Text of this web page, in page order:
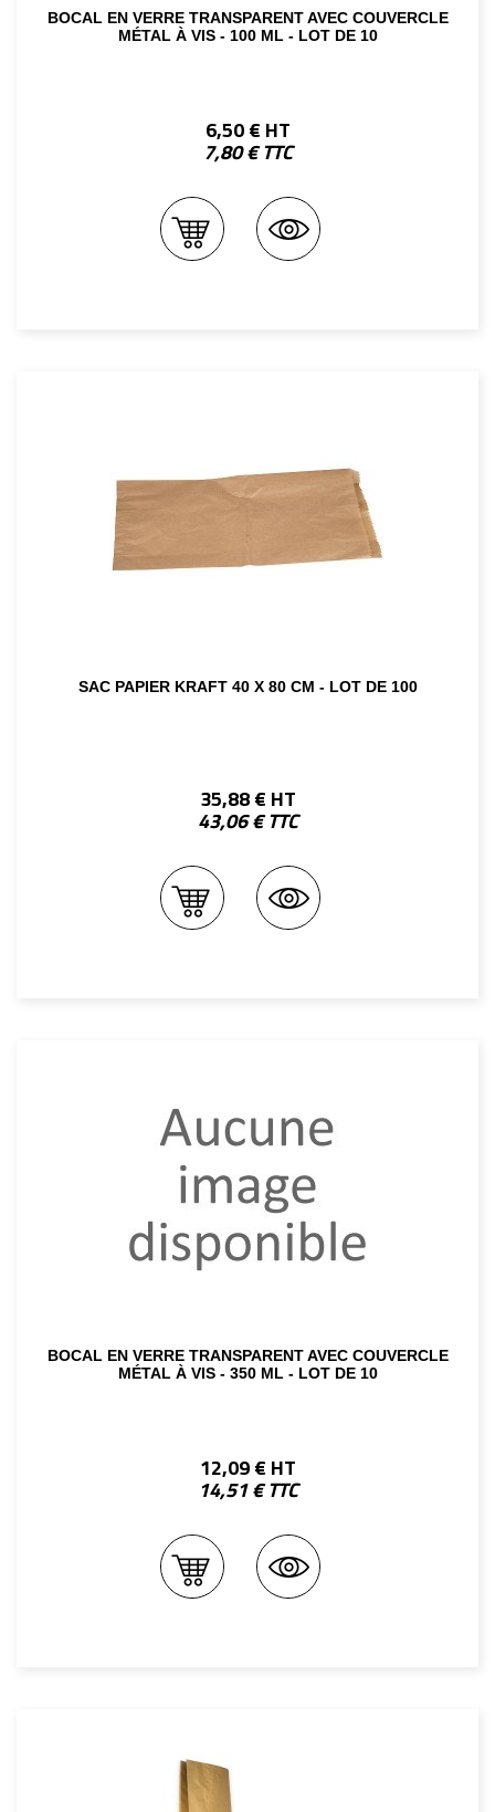
BOCAL EN VERRE TRANSPARENT AVEC COUVERCLE
MÉTAL À VIS - 100 ML - LOT DE 10
6,50 € HT
7,80 € TTC
SAC PAPIER KRAFT 40 X 80 CM - LOT DE 100
35,88 € HT
43,06 € TTC
BOCAL EN VERRE TRANSPARENT AVEC COUVERCLE
MÉTAL À VIS - 350 ML - LOT DE 10
12,09 € HT
14,51 € TTC